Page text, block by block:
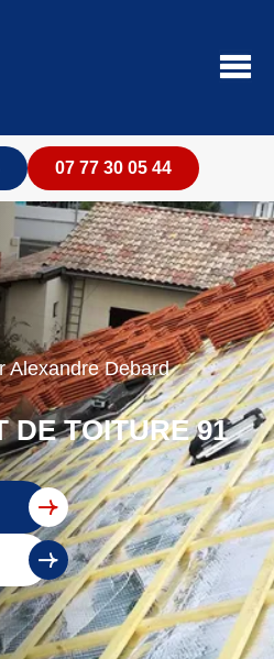
07 77 30 05 44
Alexandre Debard
DE TOITURE 91